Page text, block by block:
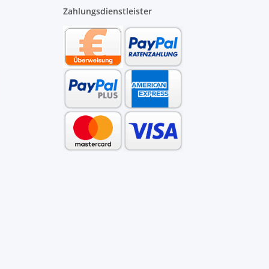
Zahlungsdienstleister